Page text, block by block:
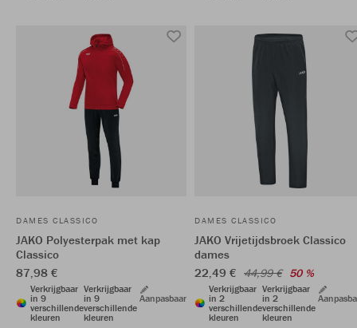
DAMES CLASSICO
JAKO Polyesterpak met kap
Classico
87,98 €
Verkrijgbaar
in 9
verschillende
kleuren
Verkrijgbaar
in 9
verschillende
kleuren
Aanpasbaar
DAMES CLASSICO
JAKO Vrijetijdsbroek Classico
dames
22,49 € 44,99 € 50 %
Verkrijgbaar
in 2
verschillende
kleuren
Verkrijgbaar
in 2
verschillende
kleuren